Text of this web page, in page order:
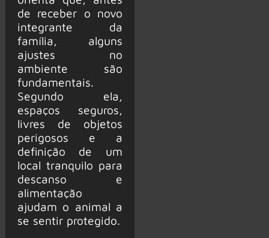
de receber o novo
integrante da
família, alguns
ajustes no
ambiente são
fundamentais.
Segundo ela,
espaços seguros,
livres de objetos
perigosos e a
definição de um
local tranquilo para
descanso e
alimentação
ajudam o animal a
se sentir protegido.